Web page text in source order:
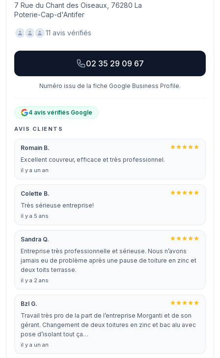
7 Rue du Chant des Oiseaux, 76280 La
Poterie-Cap-d'Antifer
11 avis vérifiés
02 35 29 09 67
Numéro issu de la fiche Google Business Profile.
4 avis vérifiés Google
AVIS CLIENTS
Romain B.
Excellent couvreur, efficace et très professionnel.
il y a un an
Colette B.
Très sérieuse entreprise!
il y a 5 ans
Sandra Q.
Entreprise très professionnelle et sérieuse. Nous n’avons
jamais eu de problème après une pause de toiture en zinc et
deux toits terrasse.
il y a 2 ans
Bzl G.
Travail très pro de la part de l’entreprise Morganti et de son
gérant. Changement de deux toitures en zinc et bac alu avec
pose d’isolant tout ça…
il y a un an